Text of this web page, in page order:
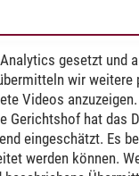
gesetzt und
wir weitere
Videos
Gerichtshof hat das
eingeschätzt. Es
werden können.